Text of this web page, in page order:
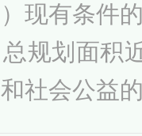
现有条件
规划面积
社会公益